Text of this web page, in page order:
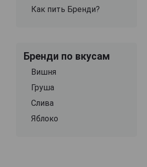
Как пить Бренди?
Бренди по вкусам
Вишня
Груша
Слива
Яблоко